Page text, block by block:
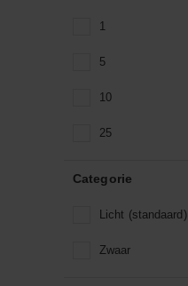
1
5
10
25
Categorie
Licht (standaard)
Zwaar